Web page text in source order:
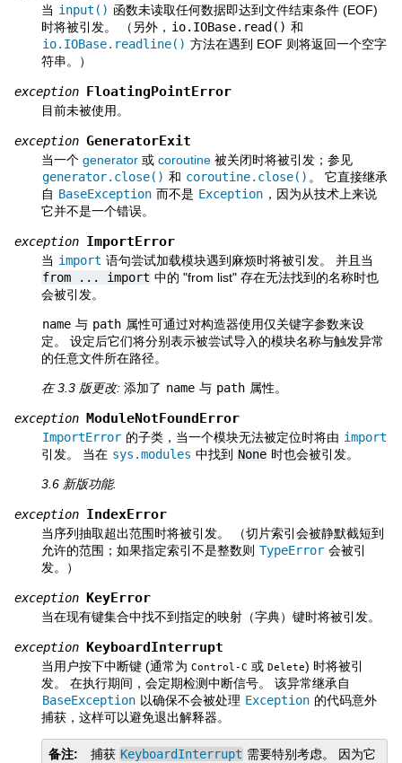
当 input() 函数未读取任何数据即达到文件结束条件 (EOF)
时将被引发。 （另外， io.IOBase.read() 和
io.IOBase.readline() 方法在遇到 EOF 则将返回一个空字
符串。）
exception FloatingPointError
目前未被使用。
exception GeneratorExit
当一个 generator 或 coroutine 被关闭时将被引发；参见
generator.close() 和 coroutine.close() 。 它直接继承
自 BaseException 而不是 Exception ，因为从技术上来说
它并不是一个错误。
exception ImportError
当 import 语句尝试加载模块遇到麻烦时将被引发。 并且当
from
... import 中的 "from list" 存在无法找到的名称时也
会被引发。
name 与 path 属性可通过对构造器使用仅关键字参数来设
定。 设定后它们将分别表示被尝试导入的模块名称与触发异常
的任意文件所在路径。
在 3.3 版更改: 添加了 name 与 path 属性。
exception ModuleNotFoundError
ImportError 的子类，当一个模块无法被定位时将由 import
引发。 当在 sys.modules 中找到 None 时也会被引发。
3.6 新版功能.
exception IndexError
当序列抽取超出范围时将被引发。 （切片索引会被静默截短到
允许的范围；如果指定索引不是整数则 TypeError 会被引
发。）
exception KeyError
当在现有键集合中找不到指定的映射（字典）键时将被引发。
exception KeyboardInterrupt
当用户按下中断键 (通常为 Control -C 或 Delete) 时将被引
发。 在执行期间，会定期检测中断信号。 该异常继承自
BaseException 以确保不会被处理 Exception 的代码意外
捕获，这样可以避免退出解释器。
备注 捕获 KeyboardInterrupt 需要特别考虑。 因为它